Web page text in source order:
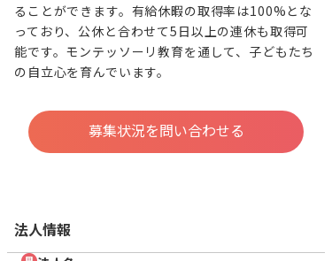
ることができます。有給休暇の取得率は100%とな
っており、公休と合わせて5日以上の連休も取得可
能です。モンテッソーリ教育を通して、子どもたち
の自立心を育んでいます。
募集状況を問い合わせる
法人情報